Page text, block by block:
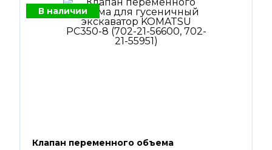
В наличии
Клапан переменного объема